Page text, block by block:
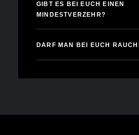
GIBT ES BEI EUCH EINEN
MINDESTVERZEHR?
DARF MAN BEI EUCH